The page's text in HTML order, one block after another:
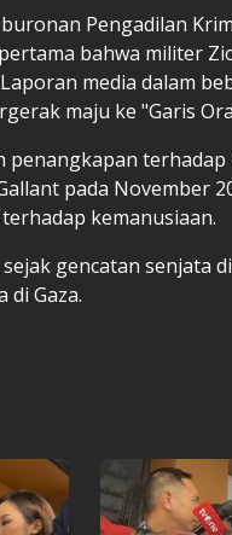
Pengadilan
bahwa militer
media dalam
maju ke "Garis
penangkapan
pada November
kemanusiaan.
gencatan senjata
di Gaza.